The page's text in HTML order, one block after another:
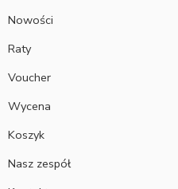
Nowości
Raty
Voucher
Wycena
Koszyk
Nasz zespół